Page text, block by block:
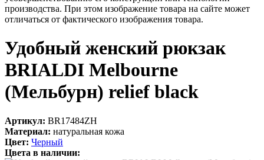
производства. При этом изображение товара на сайте может
отличаться от фактического изображения товара.
Удобный женский рюкзак
BRIALDI Melbourne
(Мельбурн) relief black
Артикул: BR17484ZH
Материал: натуральная кожа
Цвет: Черный
Цвета в наличии: